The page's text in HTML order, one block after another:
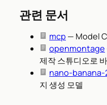
관련 문서
mcp — Model
openmontage
제작 스튜디오로
nano-
지 생성 모델